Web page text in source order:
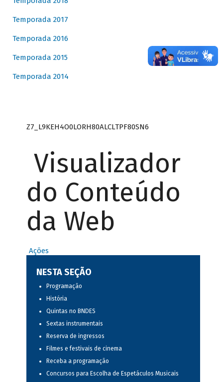
Temporada 2017
Temporada 2016
Temporada 2015
Temporada 2014
Z7_L9KEH4O0LORH80ALCLTPF80SN6
Visualizador
do Conteúdo
da Web
Ações
NESTA SEÇÃO
Programação
História
Quintas no BNDES
Sextas instrumentais
Reserva de ingressos
Filmes e festivais de cinema
Receba a programação
Concursos para Escolha de Espetáculos Musicais